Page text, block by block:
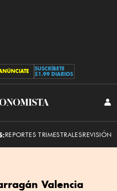
SUSCRÍBETE
$1.99 DIARIOS
El
Economista
REPORTES TRIMESTRALESREVISIÓN
Valencia